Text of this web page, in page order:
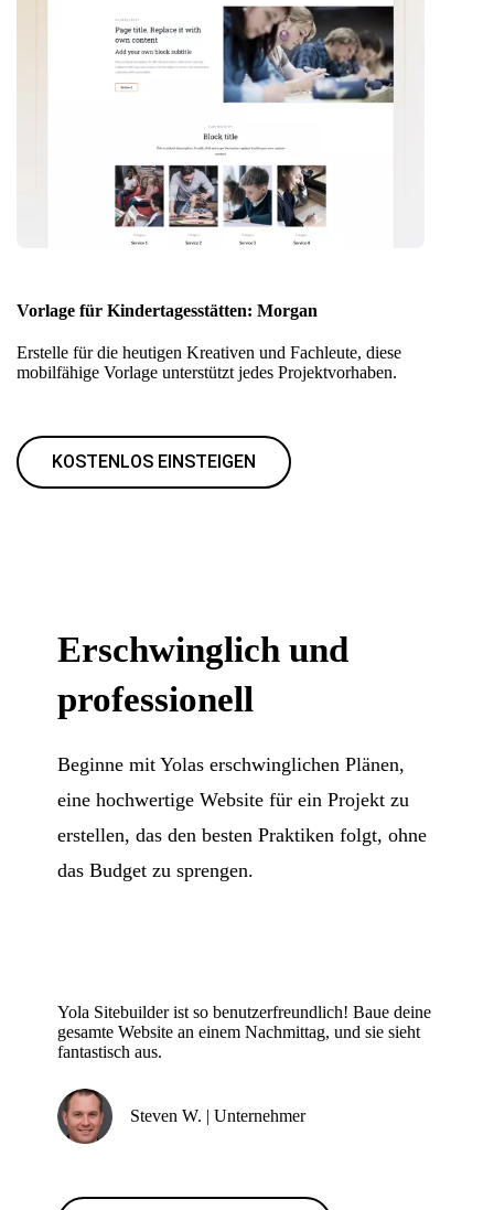
Vorlage für Kindertagesstätten: Morgan
Erstelle für die heutigen Kreativen und Fachleute, diese
mobilfähige Vorlage unterstützt jedes Projektvorhaben.
KOSTENLOS EINSTEIGEN
Erschwinglich und
professionell
Beginne mit Yolas erschwinglichen Plänen,
eine hochwertige Website für ein Projekt zu
erstellen, das den besten Praktiken folgt, ohne
das Budget zu sprengen.
Yola Sitebuilder ist so benutzerfreundlich! Baue deine
gesamte Website an einem Nachmittag, und sie sieht
fantastisch aus.
Steven W. | Unternehmer